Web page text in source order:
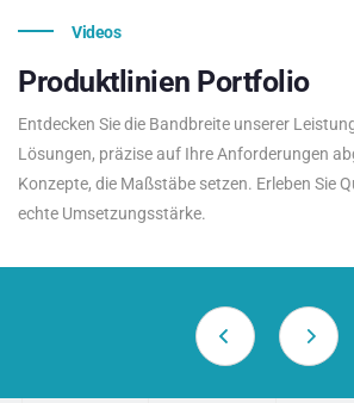
Videos
Produktlinien Portfolio
Entdecken Sie die Bandbreite unserer
Lösungen, präzise auf Ihre Anforderungen
Konzepte, die Maßstäbe setzen. Erleben Sie
echte Umsetzungsstärke.